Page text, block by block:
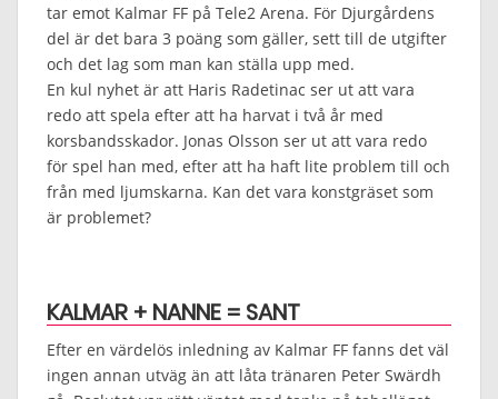
tar emot Kalmar FF på Tele2 Arena. För Djurgårdens
del är det bara 3 poäng som gäller, sett till de utgifter
och det lag som man kan ställa upp med.
En kul nyhet är att Haris Radetinac ser ut att vara
redo att spela efter att ha harvat i två år med
korsbandsskador. Jonas Olsson ser ut att vara redo
för spel han med, efter att ha haft lite problem till och
från med ljumskarna. Kan det vara konstgräset som
är problemet?
KALMAR + NANNE = SANT
Efter en värdelös inledning av Kalmar FF fanns det väl
ingen annan utväg än att låta tränaren Peter Swärdh